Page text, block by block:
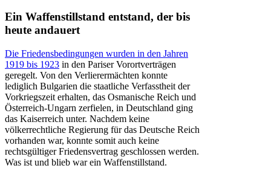
Ein Waffenstillstand entstand, der bis
heute andauert
Die Friedensbedingungen wurden in den Jahren
1919 bis 1923 in den Pariser Vorortverträgen
geregelt. Von den Verlierermächten konnte
lediglich Bulgarien die staatliche Verfasstheit der
Vorkriegszeit erhalten, das Osmanische Reich und
Österreich-Ungarn zerfielen, in Deutschland ging
das Kaiserreich unter. Nachdem keine
völkerrechtliche Regierung für das Deutsche Reich
vorhanden war, konnte somit auch keine
rechtsgültiger Friedensvertrag geschlossen werden.
Was ist und blieb war ein Waffenstillstand.